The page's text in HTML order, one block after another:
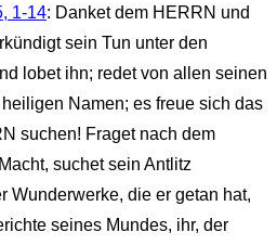
1-14: Danket dem HERRN und
sein Tun unter den
lobet ihn; redet von allen seinen
Namen; es freue sich das
suchen! Fraget nach dem
suchet sein Antlitz
Wunderwerke, die er getan hat,
seines Mundes, ihr, der